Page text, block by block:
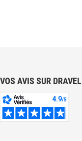
VOS AVIS SUR DRAVEL